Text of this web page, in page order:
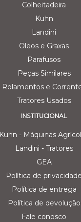
Colheitadeira
Kuhn
Landini
Oleos e Graxas
Parafusos
Peças Similares
Rolamentos e
Tratores Usados
INSTITUCIONAL
Kuhn - Máquinas
Landini - Tratores
GEA
Política de privacidade
Política de entrega
Política de devolução
Fale conosco